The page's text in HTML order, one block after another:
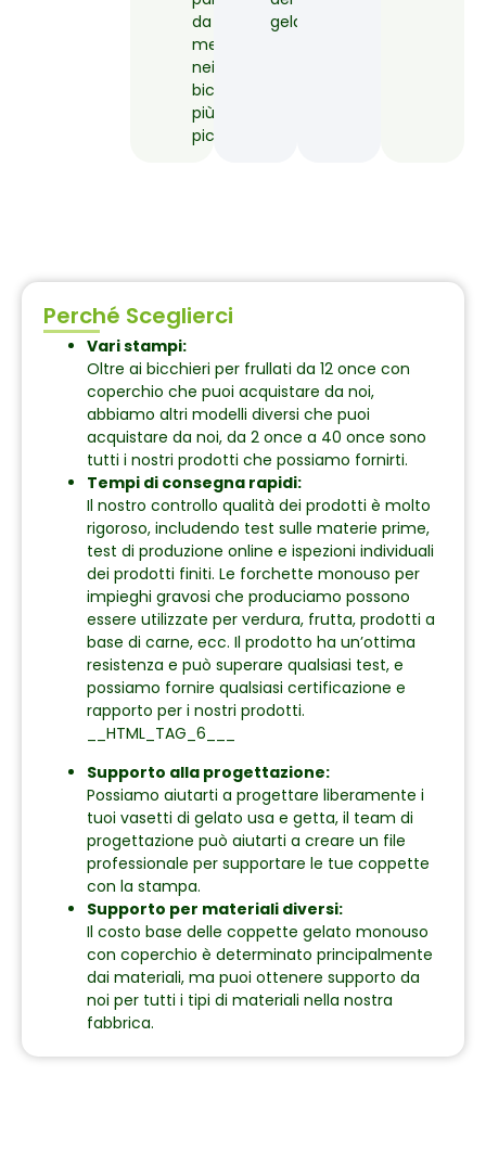
da
mettere
nei
bicchieri
più
piccoli.
gelato.
Perché Sceglierci
Vari stampi:
Oltre ai bicchieri per frullati da 12 once con
coperchio che puoi acquistare da noi,
abbiamo altri modelli diversi che puoi
acquistare da noi, da 2 once a 40 once sono
tutti i nostri prodotti che possiamo fornirti.
Tempi di consegna rapidi:
Il nostro controllo qualità dei prodotti è molto
rigoroso, includendo test sulle materie prime,
test di produzione online e ispezioni individuali
dei prodotti finiti. Le forchette monouso per
impieghi gravosi che produciamo possono
essere utilizzate per verdura, frutta, prodotti a
base di carne, ecc. Il prodotto ha un’ottima
resistenza e può superare qualsiasi test, e
possiamo fornire qualsiasi certificazione e
rapporto per i nostri prodotti.
__HTML_TAG_6___
Supporto alla progettazione:
Possiamo aiutarti a progettare liberamente i
tuoi vasetti di gelato usa e getta, il team di
progettazione può aiutarti a creare un file
professionale per supportare le tue coppette
con la stampa.
Supporto per materiali diversi:
Il costo base delle coppette gelato monouso
con coperchio è determinato principalmente
dai materiali, ma puoi ottenere supporto da
noi per tutti i tipi di materiali nella nostra
fabbrica.